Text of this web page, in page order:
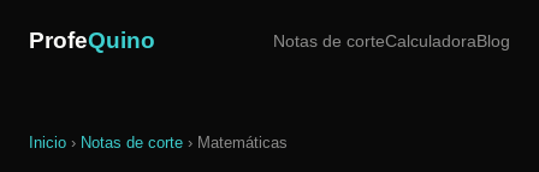
ProfeQuino Notas de corteCalculadoraBlog
Inicio › Notas de corte › Matemáticas